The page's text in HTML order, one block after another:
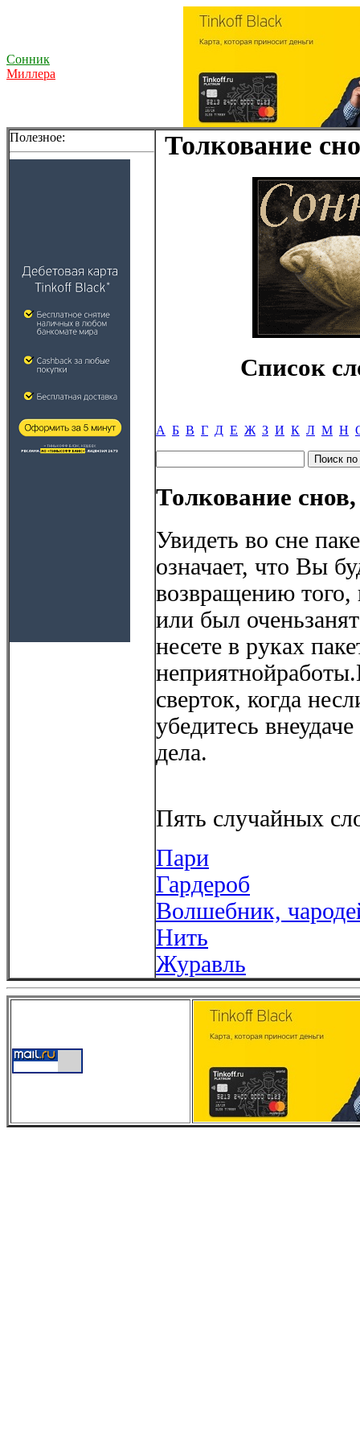
Сонник
Миллера
Полезное: Толкование
Список
А Б В Г Д Е Ж З И К Л М Н
Толкование
Увидеть во сне
означает, что Вы
возвращению того,
или был
несете в руках
сверток, когда
убедитесь
дела.
Пять случайных
Пари
Гардероб
Волшебник,
Нить
Журавль